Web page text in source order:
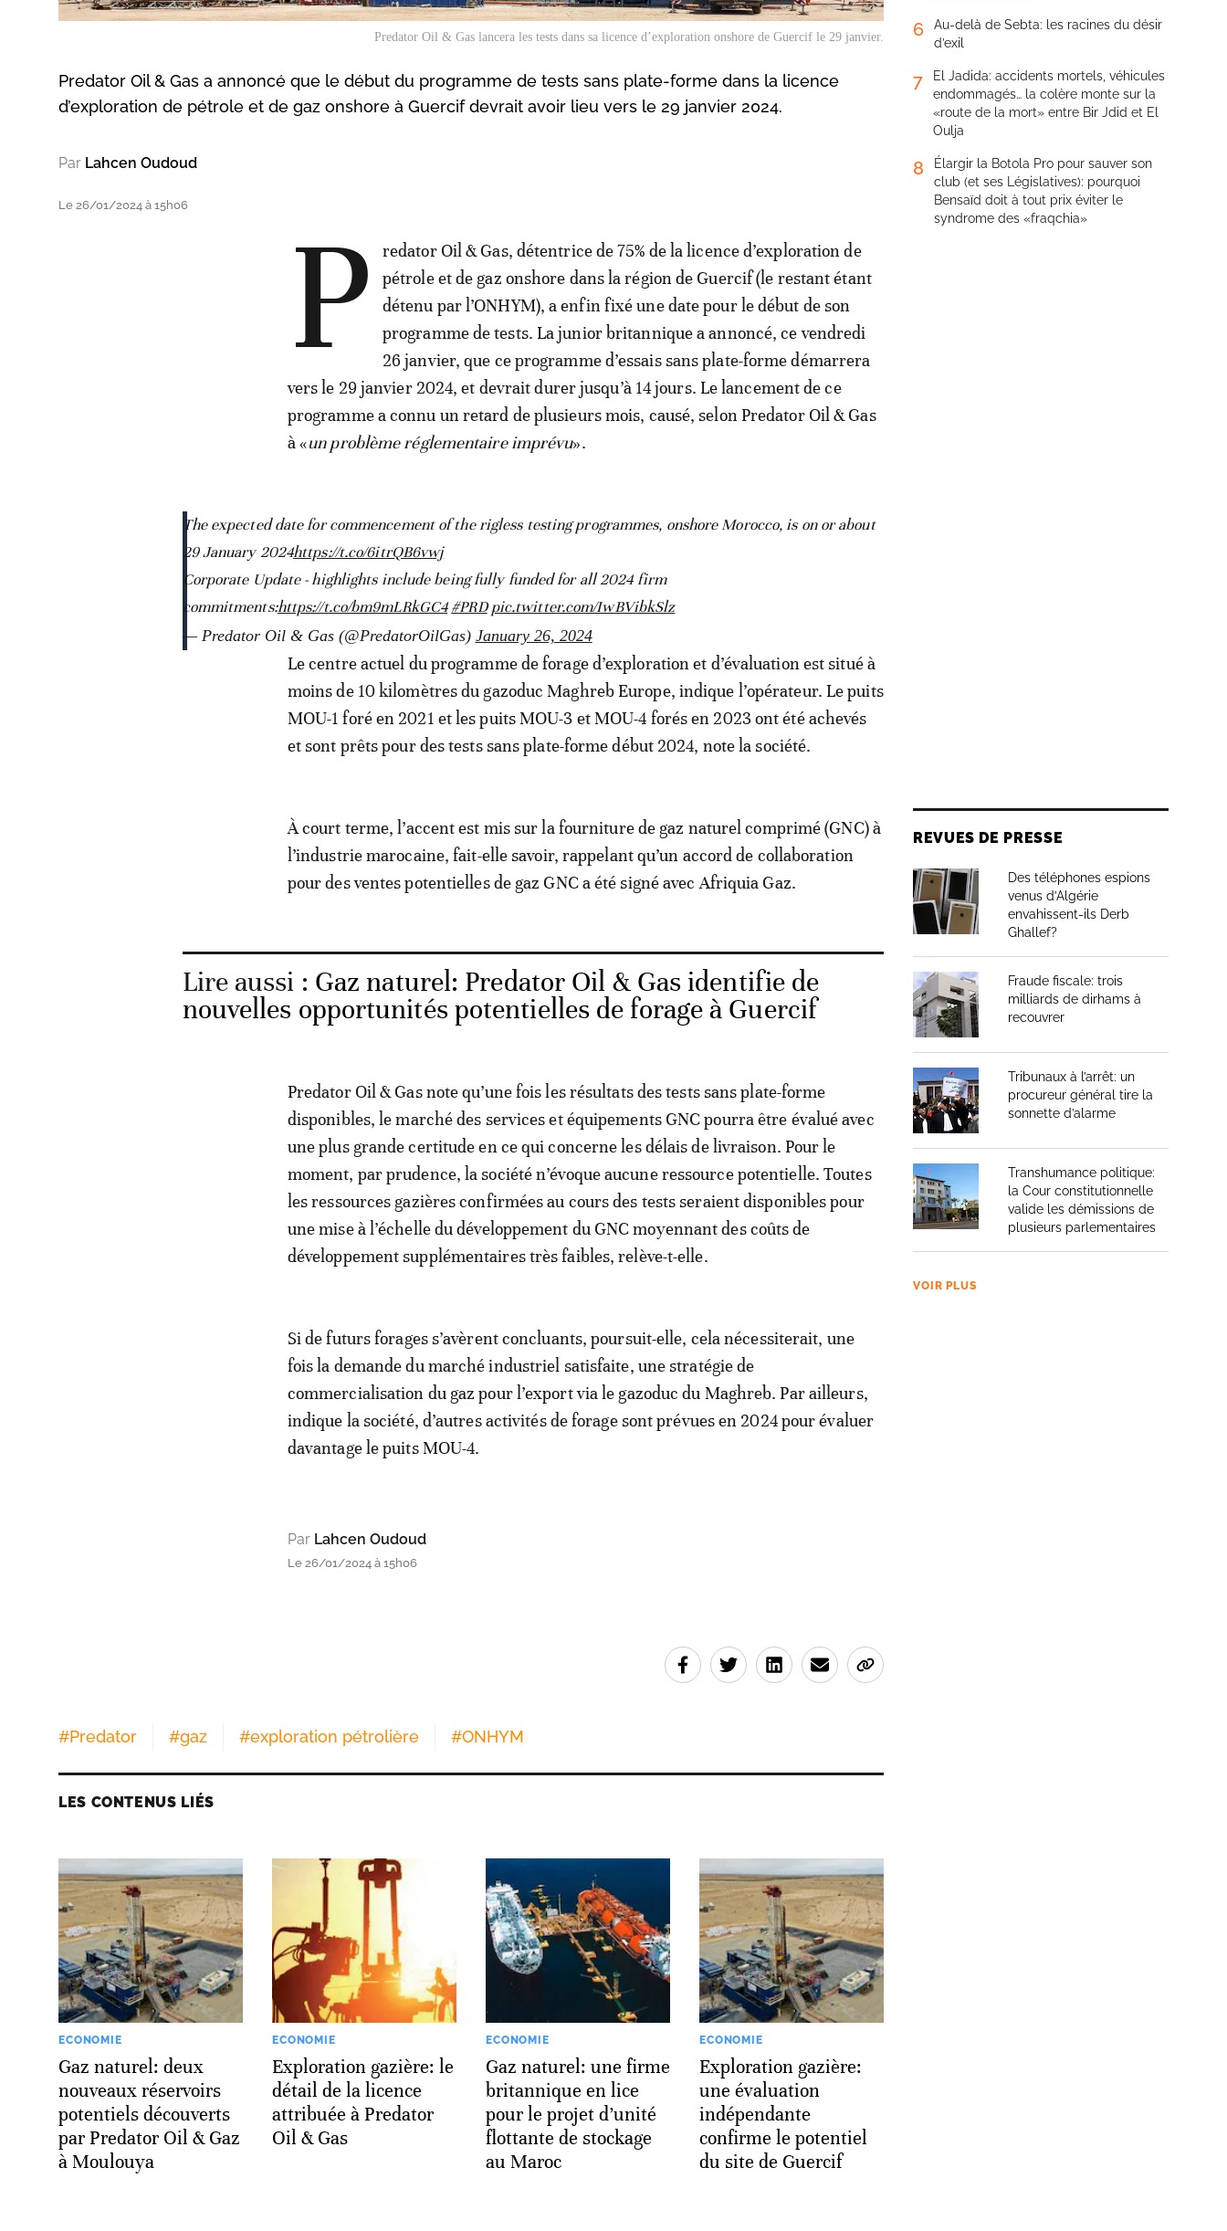
Predator Oil & Gas lancera les tests dans sa licence d’exploration onshore de Guercif le 29 janvier.
Predator Oil & Gas a annoncé que le début du programme de tests sans plate-forme dans la licence
d’exploration de pétrole et de gaz onshore à Guercif devrait avoir lieu vers le 29 janvier 2024.
Par Lahcen Oudoud
Le 26/01/2024 à 15h06 P
redator Oil & Gas, détentrice de 75% de la licence d’exploration de
pétrole et de gaz onshore dans la région de Guercif (le restant étant
détenu par l’ONHYM), a enfin fixé une date pour le début de son
programme de tests. La junior britannique a annoncé, ce vendredi
26 janvier, que ce programme d’essais sans plate-forme démarrera
vers le 29 janvier 2024, et devrait durer jusqu’à 14 jours. Le lancement de ce
programme a connu un retard de plusieurs mois, causé, selon Predator Oil & Gas
à «un problème réglementaire imprévu».
The expected date for commencement of the rigless testing programmes, onshore Morocco, is on or about
29 January 2024https://t.co/6itrQB6vwj
Corporate Update - highlights include being fully funded for all 2024 firm
commitments:https://t.co/bm9mLRkGC4 #PRD pic.twitter.com/IwBVibkSlz
— Predator Oil & Gas (@PredatorOilGas) January 26, 2024
Le centre actuel du programme de forage d’exploration et d’évaluation est situé à
moins de 10 kilomètres du gazoduc Maghreb Europe, indique l’opérateur. Le puits
MOU-1 foré en 2021 et les puits MOU-3 et MOU-4 forés en 2023 ont été achevés
et sont prêts pour des tests sans plate-forme début 2024, note la société.
À court terme, l’accent est mis sur la fourniture de gaz naturel comprimé (GNC) à
l’industrie marocaine, fait-elle savoir, rappelant qu’un accord de collaboration
pour des ventes potentielles de gaz GNC a été signé avec Afriquia Gaz.
Lire aussi : Gaz naturel: Predator Oil & Gas identifie de
nouvelles opportunités potentielles de forage à Guercif
Predator Oil & Gas note qu’une fois les résultats des tests sans plate-forme
disponibles, le marché des services et équipements GNC pourra être évalué avec
une plus grande certitude en ce qui concerne les délais de livraison. Pour le
moment, par prudence, la société n’évoque aucune ressource potentielle. Toutes
les ressources gazières confirmées au cours des tests seraient disponibles pour
une mise à l’échelle du développement du GNC moyennant des coûts de
développement supplémentaires très faibles, relève-t-elle.
Si de futurs forages s’avèrent concluants, poursuit-elle, cela nécessiterait, une
fois la demande du marché industriel satisfaite, une stratégie de
commercialisation du gaz pour l’export via le gazoduc du Maghreb. Par ailleurs,
indique la société, d’autres activités de forage sont prévues en 2024 pour évaluer
davantage le puits MOU-4.
Par Lahcen Oudoud
Le 26/01/2024 à 15h06
#Predator #gaz #exploration pétrolière #ONHYM
LES CONTENUS LIÉS
ECONOMIE
Gaz naturel: deux
nouveaux réservoirs
potentiels découverts
par Predator Oil & Gaz
à Moulouya
ECONOMIE
Exploration gazière: le
détail de la licence
attribuée à Predator
Oil & Gas
ECONOMIE
Gaz naturel: une firme
britannique en lice
pour le projet d’unité
flottante de stockage
au Maroc
ECONOMIE
Exploration gazière:
une évaluation
indépendante
confirme le potentiel
du site de Guercif
6
Au-delà de Sebta: les racines du désir
d’exil
7
El Jadida: accidents mortels, véhicules
endommagés… la colère monte sur la
«route de la mort» entre Bir Jdid et El
Oulja
8
Élargir la Botola Pro pour sauver son
club (et ses Législatives): pourquoi
Bensaïd doit à tout prix éviter le
syndrome des «fraqchia»
REVUES DE PRESSE
Des téléphones espions
venus d’Algérie
envahissent-ils Derb
Ghallef?
Fraude fiscale: trois
milliards de dirhams à
recouvrer
Tribunaux à l’arrêt: un
procureur général tire la
sonnette d’alarme
Transhumance politique:
la Cour constitutionnelle
valide les démissions de
plusieurs parlementaires
VOIR PLUS